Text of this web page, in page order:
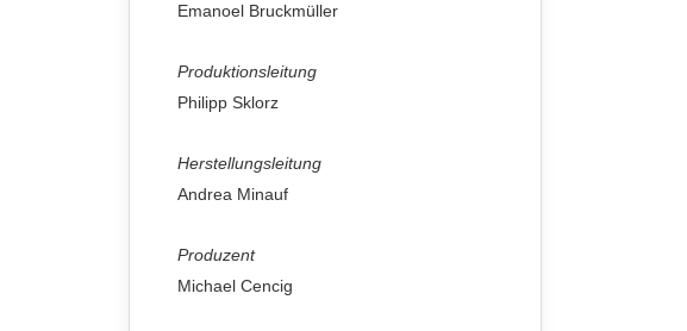
Emanoel Bruckmüller
Produktionsleitung
Philipp Sklorz
Herstellungsleitung
Andrea Minauf
Produzent
Michael Cencig